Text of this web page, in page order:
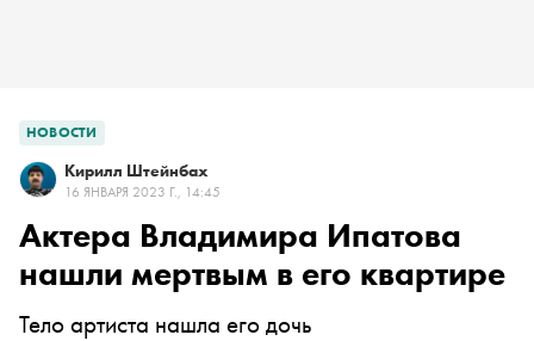
НОВОСТИ
Кирилл Штейнбах
16 ЯНВАРЯ 2023 Г., 14:45
Актера Владимира Ипатова
нашли мертвым в его квартире
Тело артиста нашла его дочь